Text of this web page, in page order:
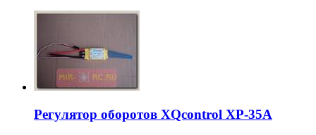
Регулятор оборотов XQcontrol XP-35A